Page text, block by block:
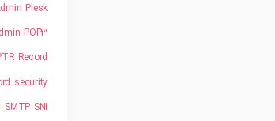
Plesk
POP3
Record
security
SMTP SNI